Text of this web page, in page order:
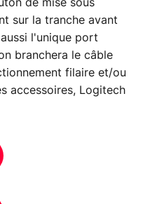
de mise sous
sur la tranche avant
l'unique port
branchera le câble
filaire et/ou
accessoires, Logitech